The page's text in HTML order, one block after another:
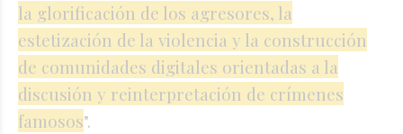
la glorificación de los agresores, la
estetización de la violencia y la construcción
de comunidades digitales orientadas a la
discusión y reinterpretación de crímenes
famosos".